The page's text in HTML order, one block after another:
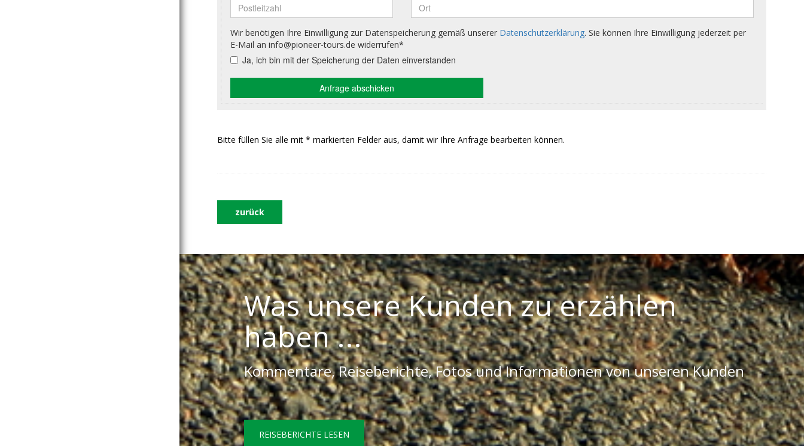
Bitte füllen Sie alle mit * markierten Felder aus, damit wir Ihre Anfrage bearbeiten können.
zurück
Was unsere Kunden zu erzählen
haben ...
Kommentare, Reiseberichte, Fotos und Informationen von unseren Kunden
REISEBERICHTE LESEN